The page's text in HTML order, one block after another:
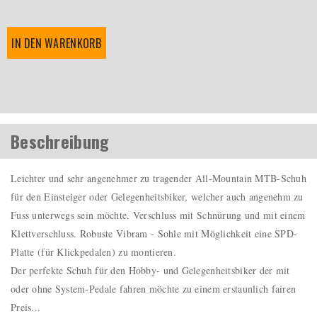
IN DEN WARENKORB
Beschreibung
Leichter und sehr angenehmer zu tragender All-Mountain MTB-Schuh
für den Einsteiger oder Gelegenheitsbiker, welcher auch angenehm zu
Fuss unterwegs sein möchte. Verschluss mit Schnürung und mit einem
Klettverschluss. Robuste Vibram - Sohle mit Möglichkeit eine SPD-
Platte (für Klickpedalen) zu montieren.
Der perfekte Schuh für den Hobby- und Gelegenheitsbiker der mit
oder ohne System-Pedale fahren möchte zu einem erstaunlich fairen
Preis...